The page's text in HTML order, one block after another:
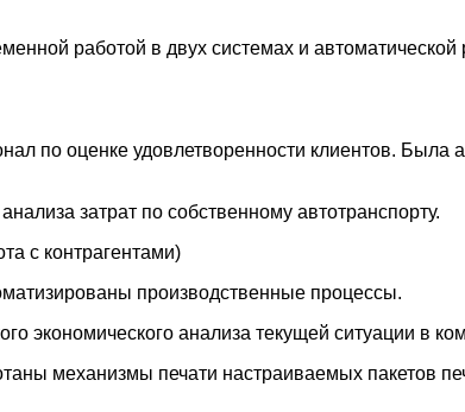
работой в двух системах и
по оценке удовлетворенности клиентов.
затрат по собственному автотранспорту.
с контрагентами)
производственные процессы.
экономического анализа текущей ситуации в
механизмы печати настраиваемых пакетов